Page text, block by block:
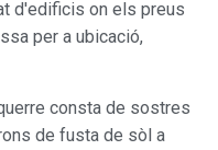
d'edificis on els preus
per a ubicació,
consta de sostres
de fusta de sòl a